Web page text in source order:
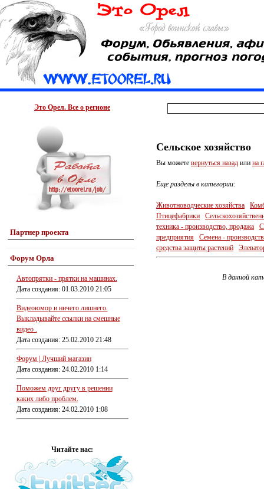
Это Орел. Все о регионе
Партнер проекта
Форум Орла
Автопрятки - прятки на машинах.
Дата создания: 01.03.2010 21:05
Видеоюмор и ничего лишнего.
Выкладывайте ссылки на смешные
видео .
Дата создания: 25.02.2010 21:48
Форум | Лучший магазин
Дата создания: 24.02.2010 1:14
Поможем друг другу в решении
каких либо проблем.
Дата создания: 24.02.2010 1:08
Читайте нас:
Сельское хозяйство
Вы можете вернуться назад или на
Еще разделы в категории:
Животноводческие хозяйства
Птицефабрики
техника - производство, продажа
предприятия
Семена -
средства защиты растений
В данной